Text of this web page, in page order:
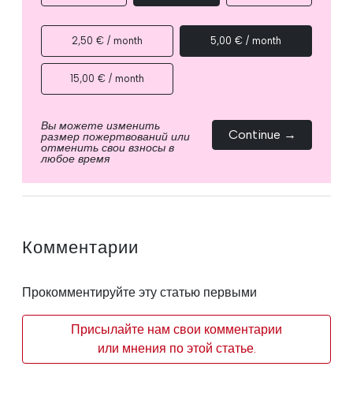
2,50 € / month 5,00 € / month
15,00 € / month
Вы можете изменить
размер пожертвований или
отменить свои взносы в
любое время
Continue →
Комментарии
Прокомментируйте эту статью первыми
Присылайте нам свои комментарии
или мнения по этой статье.